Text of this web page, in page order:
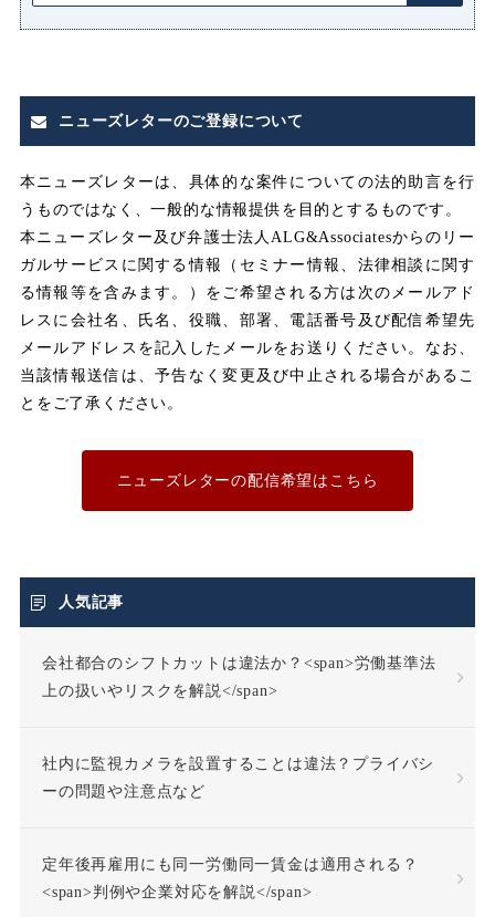
マタニティハラスメント（マタハ
ラ）
みなし みなし割増賃金
みなし残業代
メンタルヘルス
ユニオン
不利益取り扱い
不利益変更
不当労働行為 不支給
不法行為責任
不活動仮眠時間 不眠症
ニューズレターのご登録について
本ニューズレターは、具体的な案件についての法的助言を行
うものではなく、一般的な情報提供を目的とするものです。
本ニューズレター及び弁護士法人ALG&Associatesからのリー
ガルサービスに関する情報（セミナー情報、法律相談に関す
る情報等を含みます。）をご希望される方は次のメールアド
レスに会社名、氏名、役職、部署、電話番号及び配信希望先
メールアドレスを記入したメールをお送りください。なお、
当該情報送信は、予告なく変更及び中止される場合があるこ
とをご了承ください。
ニューズレターの配信希望はこちら
人気記事
会社都合のシフトカットは違法か？<span>労働基準法
上の扱いやリスクを解説</span>
社内に監視カメラを設置することは違法？プライバシ
ーの問題や注意点など
定年後再雇用にも同一労働同一賃金は適用される？
<span>判例や企業対応を解説</span>